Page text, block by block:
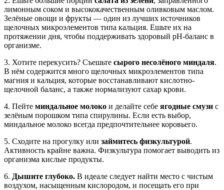
лимонным соком и высококачественным оливковым маслом.
Зелёные овощи и фрукты — один из лучших источников
щелочных микроэлементов типа кальция. Ешьте их на
протяжении дня, чтобы поддерживать здоровый pH-баланс в
организме.
3. Хотите перекусить? Съешьте сырого несолёного миндаля.
В нём содержится много щелочных микроэлементов типа
магния и кальция, которые восстанавливают кислотно-
щелочной баланс, а также нормализуют сахар крови.
4. Пейте миндальное молоко и делайте себе ягодные смузи с
зелёным порошком типа спирулины. Если есть выбор,
миндальное молоко всегда предпочтительнее коровьего.
5. Сходите на прогулку или займитесь физкультурой.
Активность крайне важна. Физкультура помогает выводить из
организма кислые продукты.
6. Дышите глубоко. В идеале следует найти место с чистым
воздухом, насыщенным кислородом, и посещать его при